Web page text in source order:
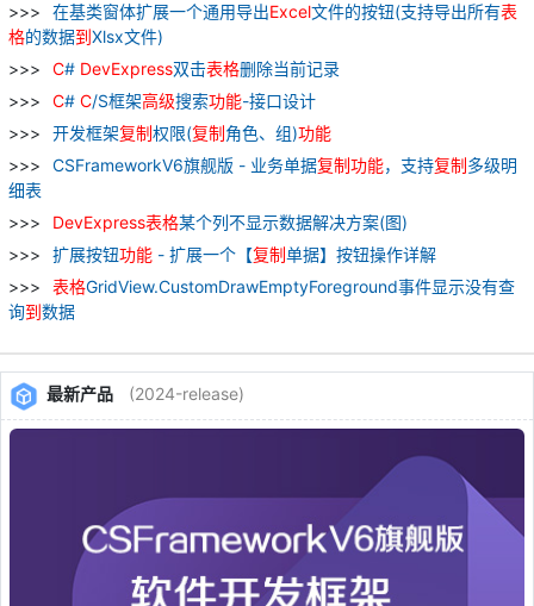
在基类窗体扩展一个通用导出Excel文件的按钮(支持导出所有表
格的数据到Xlsx文件)
C# DevExpress双击表格删除当前记录
C# C/S框架高级搜索功能-接口设计
开发框架复制权限(复制角色、组)功能
CSFrameworkV6旗舰版 - 业务单据复制功能，支持复制多级明
细表
DevExpress表格某个列不显示数据解决方案(图)
扩展按钮功能 - 扩展一个【复制单据】按钮操作详解
表格GridView.CustomDrawEmptyForeground事件显示没有查
询到数据
最新产品 (2024-release)